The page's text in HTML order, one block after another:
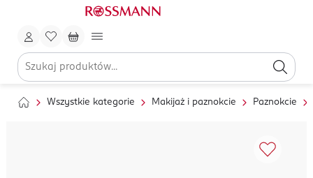
Wszystkie kategorie Makijaż i paznokcie Paznokcie